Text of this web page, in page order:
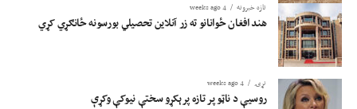
تازه خبرونه 4 weeks ago
هند افغان ځوانانو ته زر آنلاین تحصیلي بورسونه ځانګړي کړي
نړۍ 4 weeks ago
روسیې د ناټو پر تازه پرېکړو سختې نیوکې وکړې